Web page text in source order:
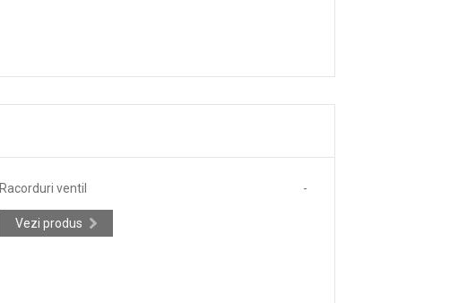
Racorduri ventil -
Vezi produs